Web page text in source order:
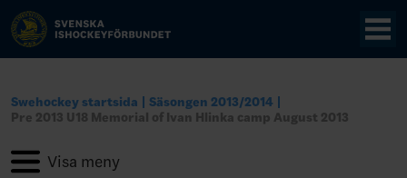
Swehockey startsida
Säsongen 2013/2014
Pre 2013 U18 Memorial of Ivan Hlinka camp August 2013